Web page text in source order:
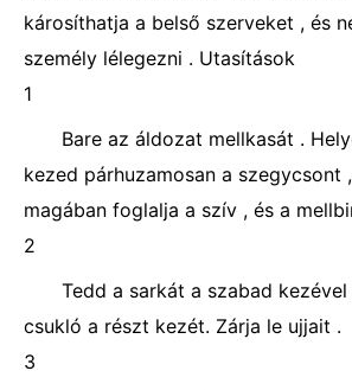
károsíthatja a belső szerveket , és
személy lélegezni . Utasítások
1
Bare az áldozat mellkasát .
kezed párhuzamosan a szegycsont
magában foglalja a szív , és a
2
Tedd a sarkát a szabad
csukló a részt kezét. Zárja le ujjait .
3